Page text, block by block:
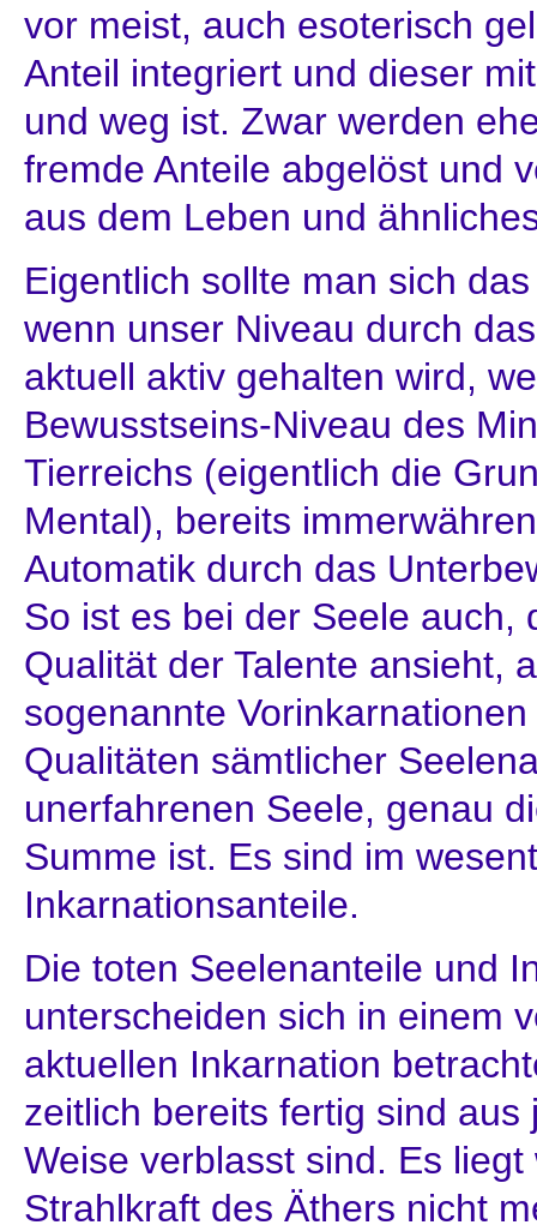
vor meist, auch esoterisch
Anteil integriert und dieser
und weg ist. Zwar werden
fremde Anteile abgelöst und
aus dem Leben und
Eigentlich sollte man sich
wenn unser Niveau durch
aktuell aktiv gehalten wird,
Bewusstseins-Niveau des
Tierreichs (eigentlich die
Mental), bereits
Automatik durch das
So ist es bei der Seele auch,
Qualität der Talente ansieht,
sogenannte
Qualitäten sämtlicher
unerfahrenen Seele, genau
Summe ist. Es sind im
Inkarnationsanteile.
Die toten Seelenanteile und
unterscheiden sich in einem
aktuellen Inkarnation
zeitlich bereits fertig sind
Weise verblasst sind. Es
Strahlkraft des Äthers nicht